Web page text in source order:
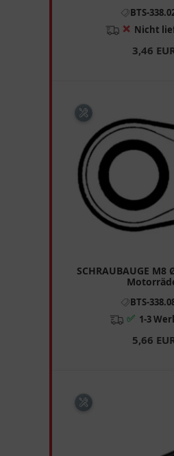
BTS-
❌ Nicht
3,46
SCHRAUBAUGE
BTS-
✅ 1-3
5,66